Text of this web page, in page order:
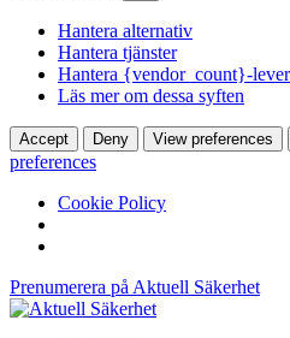
Hantera alternativ
Hantera tjänster
Hantera {vendor_count}-
Läs mer om dessa syften
Accept Deny View preferences
preferences
Cookie Policy
Prenumerera på Aktuell Säkerhet